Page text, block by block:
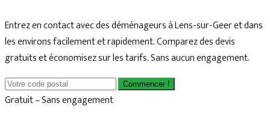
Entrez en contact avec des déménageurs à Lens-sur-Geer et dans
les environs facilement et rapidement. Comparez des devis
gratuits et économisez sur les tarifs. Sans aucun engagement.
Commencer !
Gratuit – Sans engagement